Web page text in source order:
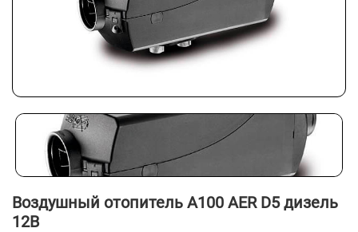
Воздушный отопитель A100 AER D5 дизель
12В